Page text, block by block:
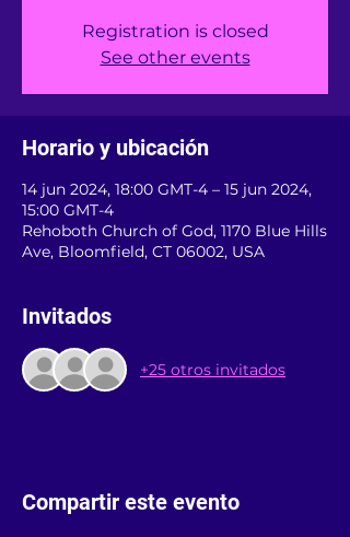
Registration is closed
See other events
Horario y ubicación
14 jun 2024, 18:00 GMT-4 – 15 jun 2024,
15:00 GMT-4
Rehoboth Church of God, 1170 Blue Hills
Ave, Bloomfield, CT 06002, USA
Invitados
+25 otros invitados
Compartir este evento